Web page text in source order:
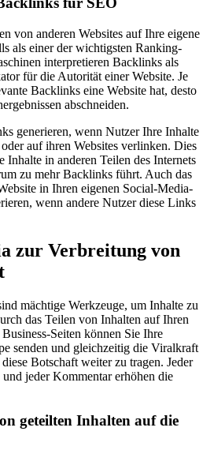
von anderen Websites auf Ihre eigene
als einer der wichtigsten Ranking-
interpretieren Backlinks als
für die Autorität einer Website. Je
Backlinks eine Website hat, desto
abschneiden.
generieren, wenn Nutzer Ihre Inhalte
auf ihren Websites verlinken. Dies
Inhalte in anderen Teilen des Internets
zu mehr Backlinks führt. Auch das
in Ihren eigenen Social-Media-
wenn andere Nutzer diese Links
zur Verbreitung von
mächtige Werkzeuge, um Inhalte zu
das Teilen von Inhalten auf Ihren
Seiten können Sie Ihre
senden und gleichzeitig die Viralkraft
Botschaft weiter zu tragen. Jeder
jeder Kommentar erhöhen die
geteilten Inhalten auf die